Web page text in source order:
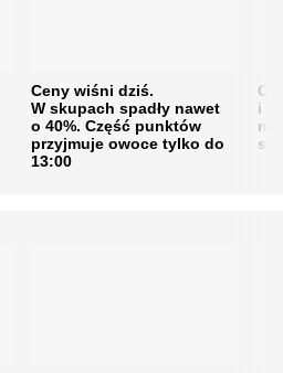
Ceny wiśni dziś.
W skupach spadły nawet
o 40%. Część punktów
przyjmuje owoce tylko do
13:00
i